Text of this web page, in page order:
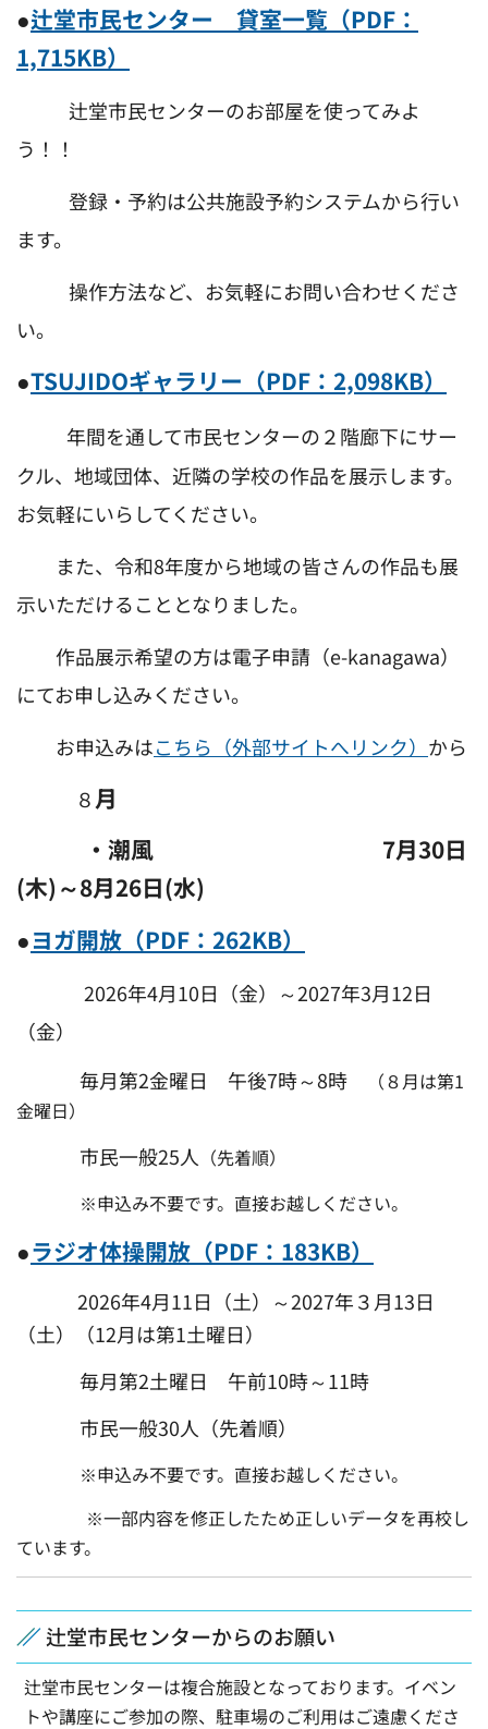
●辻堂市民センター 貸室一覧（PDF：
1,715KB）
辻堂市民センターのお部屋を使ってみよ
う！！
登録・予約は公共施設予約システムから行い
ます。
操作方法など、お気軽にお問い合わせくださ
い。
●TSUJIDOギャラリー（PDF：2,098KB）
年間を通して市民センターの２階廊下にサー
クル、地域団体、近隣の学校の作品を展示します。
お気軽にいらしてください。
また、令和8年度から地域の皆さんの作品も展
示いただけることとなりました。
作品展示希望の方は電子申請（e-kanagawa）
にてお申し込みください。
お申込みはこちら（外部サイトへリンク） から
８月
・潮風 7月30日
(木)～8月26日(水)
●ヨガ開放（PDF：262KB）
2026年4月10日（金）～2027年3月12日
（金）
毎月第2金曜日 午後7時～8時
（８月は第1
金曜日）
市民一般25人 （先着順）
※申込み不要です。直接お越しください。
●ラジオ体操開放（PDF：183KB）
2026年4月11日（土）～2027年３月13日
（土）（12月は第1土曜日）
毎月第2土曜日 午前10時～11時
市民一般30人（先着順）
※申込み不要です。直接お越しください。
※一部内容を修正したため正しいデータを再校し
ています。
辻堂市民センターからのお願い
辻堂市民センターは複合施設となっております。イベン
トや講座にご参加の際、駐車場のご利用はご遠慮くださ